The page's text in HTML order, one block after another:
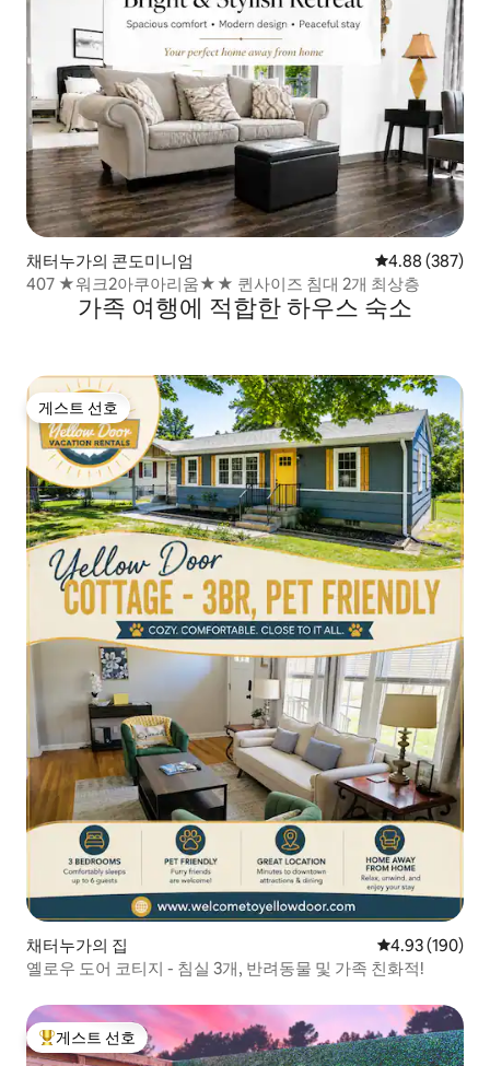
채터누가의 콘도미니엄 평점 4.88점(5
4.88 (387)
407 ★워크2아쿠아리움★★ 퀸사이즈 침대 2개 최상층
가족 여행에 적합한 하우스 숙소
게스트 선호
게스트 선호
채터누가의 집 평점 4.93점(5
4.93 (190)
옐로우 도어 코티지 - 침실 3개, 반려동물 및 가족 친화적!
상위 게스트 선호
게스트 선호